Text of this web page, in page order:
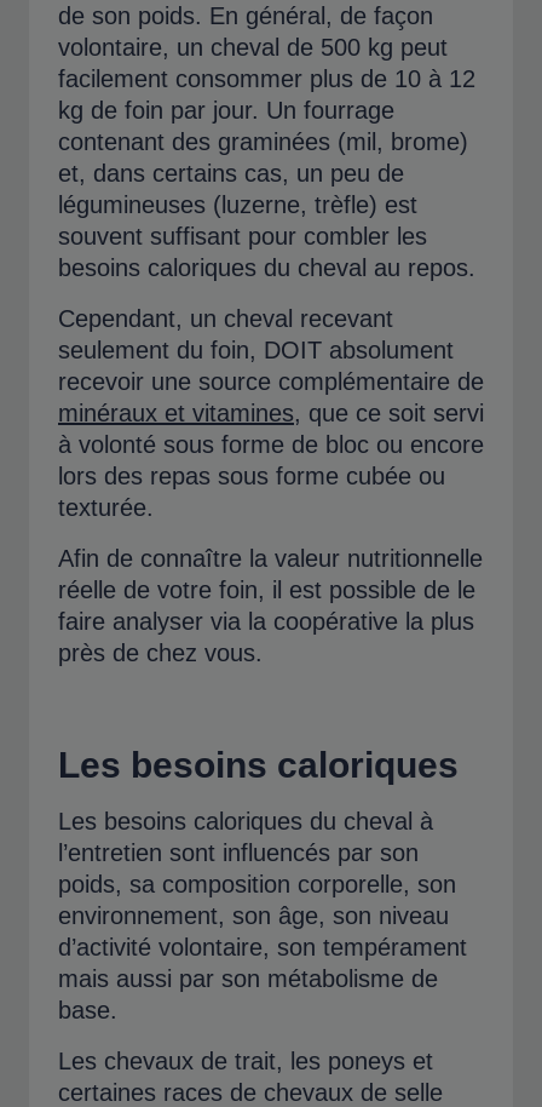
de son poids. En général, de façon
volontaire, un cheval de 500 kg peut
facilement consommer plus de 10 à 12
kg de foin par jour. Un fourrage
contenant des graminées (mil, brome)
et, dans certains cas, un peu de
légumineuses (luzerne, trèfle) est
souvent suffisant pour combler les
besoins caloriques du cheval au repos.
Cependant, un cheval recevant
seulement du foin, DOIT absolument
recevoir une source complémentaire de
minéraux et vitamines, que ce soit servi
à volonté sous forme de bloc ou encore
lors des repas sous forme cubée ou
texturée.
Afin de connaître la valeur nutritionnelle
réelle de votre foin, il est possible de le
faire analyser via la coopérative la plus
près de chez vous.
Les besoins caloriques
Les besoins caloriques du cheval à
l’entretien sont influencés par son
poids, sa composition corporelle, son
environnement, son âge, son niveau
d’activité volontaire, son tempérament
mais aussi par son métabolisme de
base.
Les chevaux de trait, les poneys et
certaines races de chevaux de selle